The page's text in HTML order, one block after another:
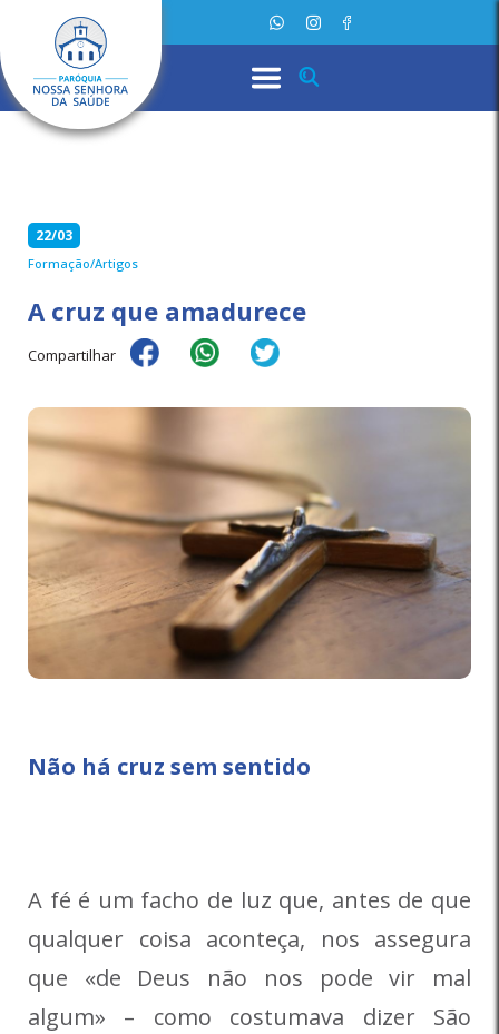
22/03
Formação/Artigos
A cruz que amadurece
Compartilhar
Não há cruz sem sentido
A fé é um facho de luz que, antes de que
qualquer coisa aconteça, nos assegura
que «de Deus não nos pode vir mal
algum» – como costumava dizer São